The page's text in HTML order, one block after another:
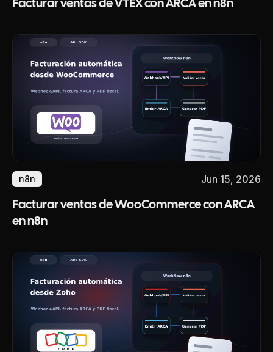
Facturar ventas de VTEX con ARCA en n8n
n8n Jun 15, 2026
Facturar ventas de WooCommerce con ARCA
en n8n